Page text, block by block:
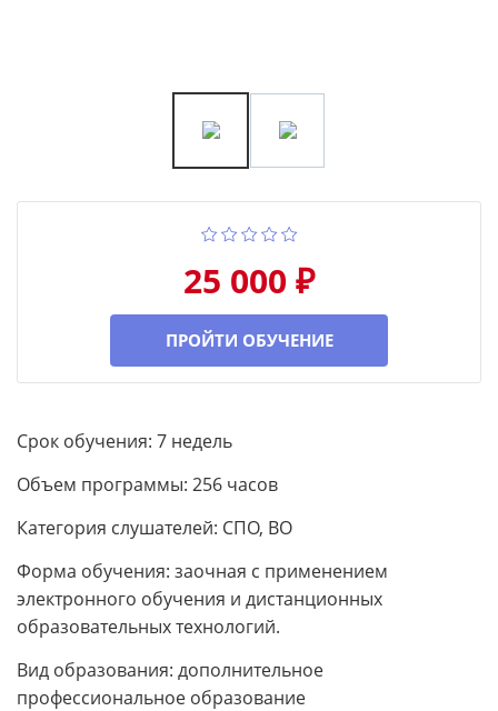
25 000 ₽
ПРОЙТИ ОБУЧЕНИЕ
Срок обучения: 7 недель
Объем программы: 256 часов
Категория слушателей: СПО, ВО
Форма обучения: заочная с применением
электронного обучения и дистанционных
образовательных технологий.
Вид образования: дополнительное
профессиональное образование